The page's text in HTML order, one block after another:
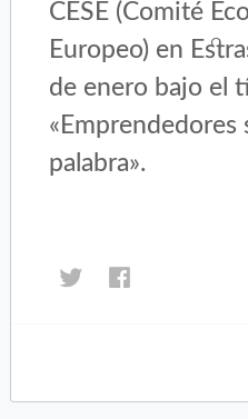
CESE (Comité
Europeo) en
de enero bajo el
«Emprendedores
palabra».
Haz
clic
TwitterFacebook